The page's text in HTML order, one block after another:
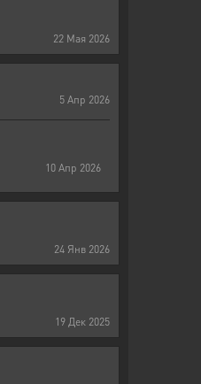
22 Мая 2026
5 Апр 2026
10 Апр 2026
24 Янв 2026
19 Дек 2025